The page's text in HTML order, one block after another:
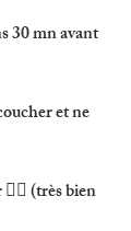
30 mn avant
et ne
(très bien